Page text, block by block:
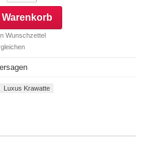
Warenkorb
Wunschzettel
Luxus Krawatte